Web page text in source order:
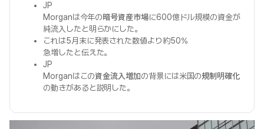
JP
Morganは今年の暗号資産市場に600億ドル規模の資金が
純流入したと明らかにした。
これは5月末に発表された数値より約50%
急増したと伝えた。
JP
Morganはこの資金流入増加の背景には米国の規制明確化
の動きがあると説明した。